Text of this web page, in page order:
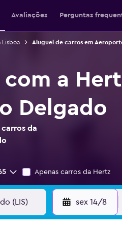
Avaliações Perguntas
Lisboa Aluguel de carros em
a
Delgado
da
Apenas carros da Hertz
sex 14/8